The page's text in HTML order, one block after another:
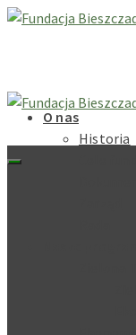
O nas
Historia
Zielona